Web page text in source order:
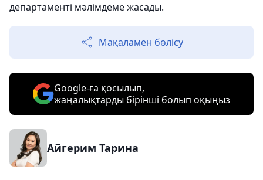
департаменті мәлімдеме жасады.
Мақаламен бөлісу
Google-ға қосылып,
жаңалықтарды бірінші болып оқыңыз
Айгерим Тарина